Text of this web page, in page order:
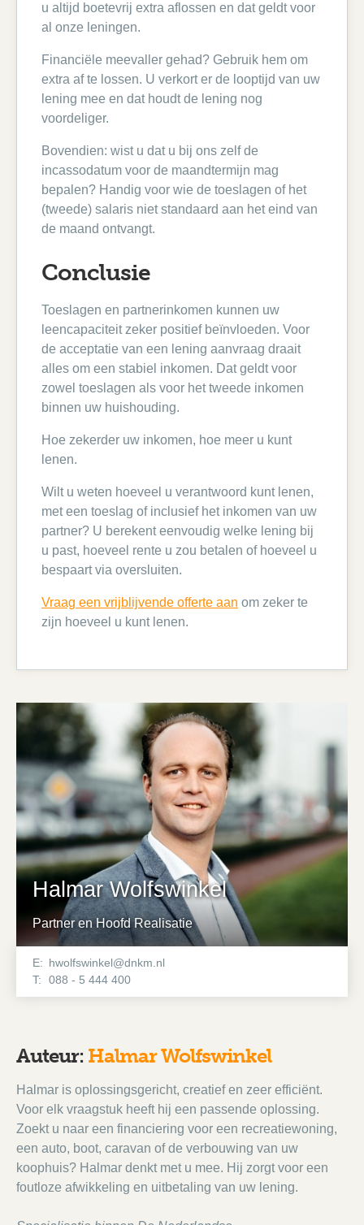
u altijd boetevrij extra aflossen en dat geldt voor
al onze leningen.
Financiële meevaller gehad? Gebruik hem om
extra af te lossen. U verkort er de looptijd van uw
lening mee en dat houdt de lening nog
voordeliger.
Bovendien: wist u dat u bij ons zelf de
incassodatum voor de maandtermijn mag
bepalen? Handig voor wie de toeslagen of het
(tweede) salaris niet standaard aan het eind van
de maand ontvangt.
Conclusie
Toeslagen en partnerinkomen kunnen uw
leencapaciteit zeker positief beïnvloeden. Voor
de acceptatie van een lening aanvraag draait
alles om een stabiel inkomen. Dat geldt voor
zowel toeslagen als voor het tweede inkomen
binnen uw huishouding.
Hoe zekerder uw inkomen, hoe meer u kunt
lenen.
Wilt u weten hoeveel u verantwoord kunt lenen,
met een toeslag of inclusief het inkomen van uw
partner? U berekent eenvoudig welke lening bij
u past, hoeveel rente u zou betalen of hoeveel u
bespaart via oversluiten.
Vraag een vrijblijvende offerte aan om zeker te
zijn hoeveel u kunt lenen.
Halmar Wolfswinkel
Partner en Hoofd Realisatie
E: hwolfswinkel@dnkm.nl
T:
088 - 5 444 400
Auteur: Halmar Wolfswinkel
Halmar is oplossingsgericht, creatief en zeer efficiënt.
Voor elk vraagstuk heeft hij een passende oplossing.
Zoekt u naar een financiering voor een recreatiewoning,
een auto, boot, caravan of de verbouwing van uw
koophuis? Halmar denkt met u mee. Hij zorgt voor een
foutloze afwikkeling en uitbetaling van uw lening.